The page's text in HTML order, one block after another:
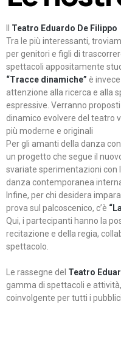
Teatro Eduardo De Filippo
Tra le più interessanti,
per genitori e figli di
spettacoli appositamente
“Tracce dinamiche” è
attenzione alla ricerca e alla
espressive. Verranno
dinamico evolvere del teatro
più moderne e originali
Per gli amanti della danza
un progetto che segue il
svariate sperimentazioni con
danza contemporanea
Infine, per chi desidera
prova sul palcoscenico, c’è
Qui, i partecipanti hanno la
recitazione e della regia,
spettacolo.
Le rassegne del Teatro
gamma di spettacoli e
coinvolgente per tutti i pubblici.